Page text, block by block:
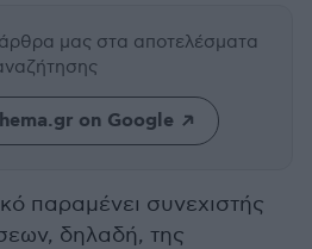
άρθρα μας στα αποτελέσματα
on Google
παραμένει συνεχιστής
δηλαδή, της